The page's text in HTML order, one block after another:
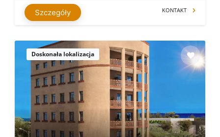
Szczegóły KONTAKT
Doskonała lokalizacja